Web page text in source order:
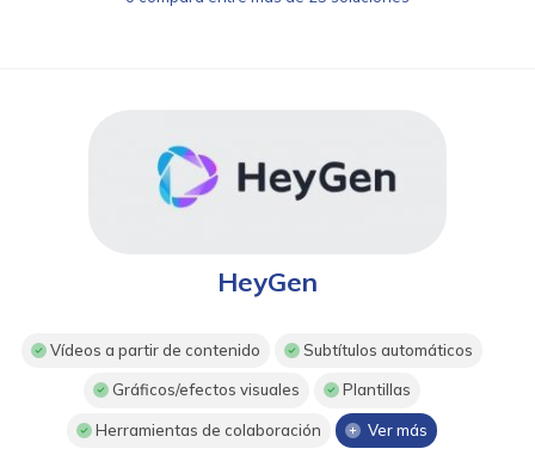
HeyGen
Vídeos a partir de contenido Subtítulos automáticos
Gráficos/efectos visuales Plantillas
Herramientas de colaboración Ver más